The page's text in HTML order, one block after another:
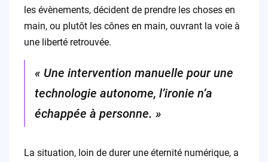
les évènements, décident de prendre les choses en
main, ou plutôt les cônes en main, ouvrant la voie à
une liberté retrouvée.
« Une intervention manuelle pour une
technologie autonome, l’ironie n’a
échappée à personne. »
La situation, loin de durer une éternité numérique, a